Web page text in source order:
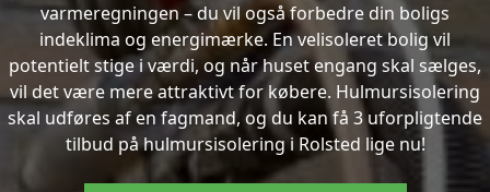
varmeregningen – du vil også forbedre din boligs
indeklima og energimærke. En velisoleret bolig vil
potentielt stige i værdi, og når huset engang skal sælges,
vil det være mere attraktivt for købere. Hulmursisolering
skal udføres af en fagmand, og du kan få 3 uforpligtende
tilbud på hulmursisolering i Rolsted lige nu!